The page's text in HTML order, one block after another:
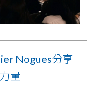
Nogues分享
量